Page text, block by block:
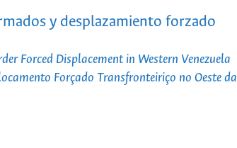
y desplazamiento forzado
Forced Displacement in Western Venezuela
Forçado Transfronteiriço no Oeste da